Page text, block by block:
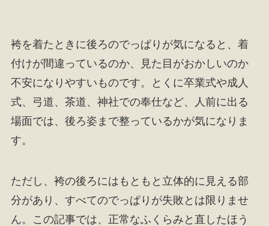
袴を着たときに後ろのでっぱりが気になると、着
付けが間違っているのか、見た目がおかしいのか
不安になりやすいものです。とくに卒業式や成人
式、弓道、茶道、神社での奉仕など、人前に出る
場面では、後ろ姿まで整っているかが気になりま
す。
ただし、袴の後ろにはもともと立体的に見える部
分があり、すべてのでっぱりが失敗とは限りませ
ん。この記事では、正常なふくらみと直したほう